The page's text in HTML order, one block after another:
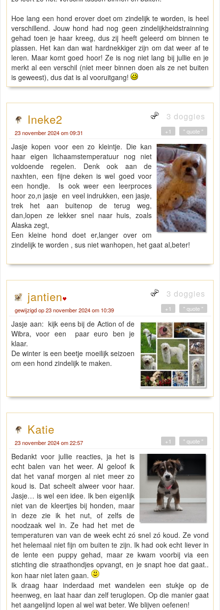
Hoe lang een hond erover doet om zindelijk te worden, is heel
verschillend. Jouw hond had nog geen zindelijkheidstrainning
gehad toen je haar kreeg, dus zij heeft geleerd om binnen te
plassen. Het kan dan wat hardnekkiger zijn om dat weer af te
leren. Maar komt goed hoor! Ze is nog niet lang bij jullie en je
merkt al een verschil (niet meer binnen doen als ze net buiten
is geweest), dus dat is al vooruitgang!
Ineke2 3 doggies
23 november 2024 om 09:31 " quote "
+1
Jasje kopen voor een zo kleintje. Die kan
haar eigen lichaamstemperatuur nog niet
voldoende regelen. Denk ook aan de
naxhten, een fijne deken is wel goed voor
een hondje. Is ook weer een leerproces
hoor zo,n jasje en veel indrukken, een jasje,
trek het aan buitenop de terug weg,
dan,lopen ze lekker snel naar huis, zoals
Alaska zegt,
Een kleine hond doet er,langer over om
zindelijk te worden , sus niet wanhopen, het gaat al,beter!
jantien 3 doggies
gewijzigd op 23 november 2024 om 10:39 " quote "
+1
Jasje aan: kijk eens bij de Action of de
Wibra, voor een paar euro ben je
klaar.
De winter is een beetje moeilijk seizoen
om een hond zindelijk te maken.
Katie
23 november 2024 om 22:57 " quote "
+1
Bedankt voor jullie reacties, ja het is
echt balen van het weer. Al geloof ik
dat het vanaf morgen al niet meer zo
koud is. Dat scheelt alweer voor haar.
Jasje… is wel een idee. Ik ben eigenlijk
niet van de kleertjes bij honden, maar
in deze zie ik het nut, of zelfs de
noodzaak wel in. Ze had het met de
temperaturen van van de week echt zó snel zó koud. Ze vond
het helemaal niet fijn om buiten te zijn. Ik had ook echt liever in
de lente een puppy gehad, maar ze kwam voorbij via een
stichting die straathondjes opvangt, en je snapt hoe dat gaat..
kon haar niet laten gaan.
Ik draag haar inderdaad met wandelen een stukje op de
heenweg, en laat haar dan zelf teruglopen. Op die manier gaat
het aangelijnd lopen al wel wat beter. We blijven oefenen!